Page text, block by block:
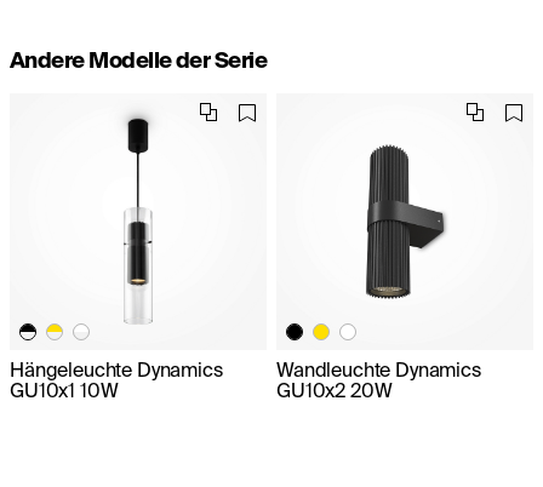
Andere Modelle der Serie
Hängeleuchte Dynamics
GU10x1 10W
Wandleuchte Dynamics
GU10x2 20W